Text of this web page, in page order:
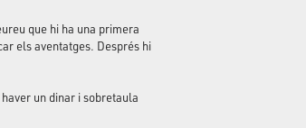
que hi ha una primera
els aventatges. Després hi
un dinar i sobretaula